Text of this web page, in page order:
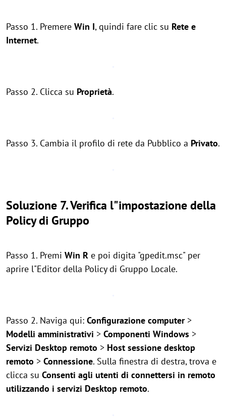
Passo 1. Premere Win I, quindi fare clic su Rete e
Internet.
Passo 2. Clicca su Proprietà.
Passo 3. Cambia il profilo di rete da Pubblico a Privato.
Soluzione 7. Verifica l"impostazione della
Policy di Gruppo
Passo 1. Premi Win R e poi digita "gpedit.msc" per
aprire l"Editor della Policy di Gruppo Locale.
Passo 2. Naviga qui: Configurazione computer>
Modelli amministrativi > Componenti Windows >
Servizi Desktop remoto > Host sessione desktop
remoto > Connessione. Sulla finestra di destra, trova e
clicca su Consenti agli utenti di connettersi in remoto
utilizzando i servizi Desktop remoto.